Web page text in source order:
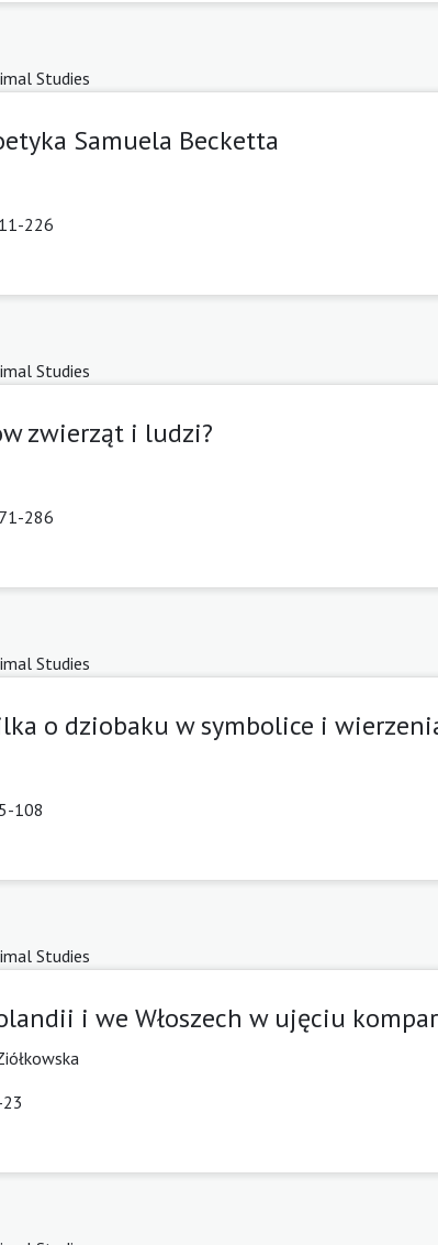
Studies
Samuela Becketta
226
Studies
zwierząt i ludzi?
286
Studies
o dziobaku w symbolice i
108
Studies
i we Włoszech w ujęciu